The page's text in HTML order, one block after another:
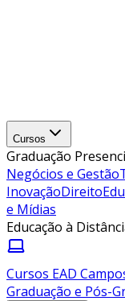
Cursos
Graduação
Negócios e Gestão
InovaçãoDireito
e Mídias
Educação à
Cursos EAD
Graduação e Pós-